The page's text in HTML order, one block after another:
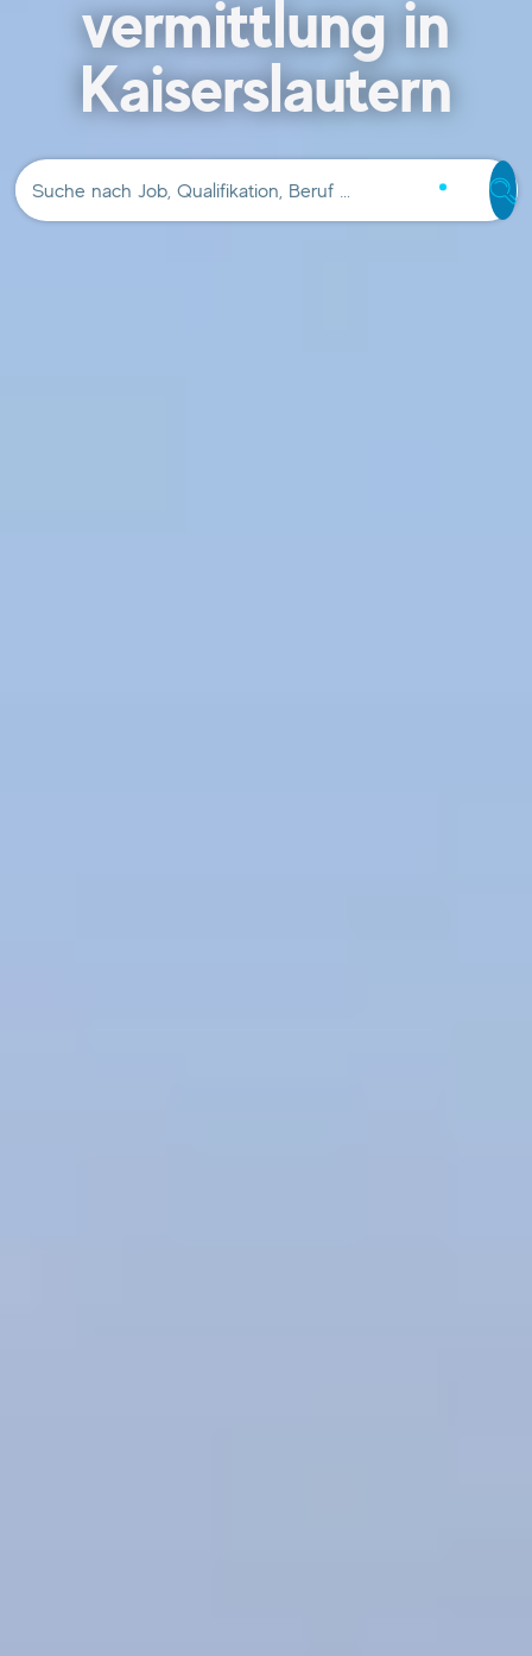
vermittlung in
Kaiserslautern
Suche nach Job, Qualifikation, Beruf …